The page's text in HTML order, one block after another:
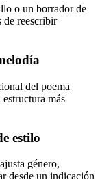
o un borrador de
de reescribir
del poema
más
estilo
género,
desde un indicación